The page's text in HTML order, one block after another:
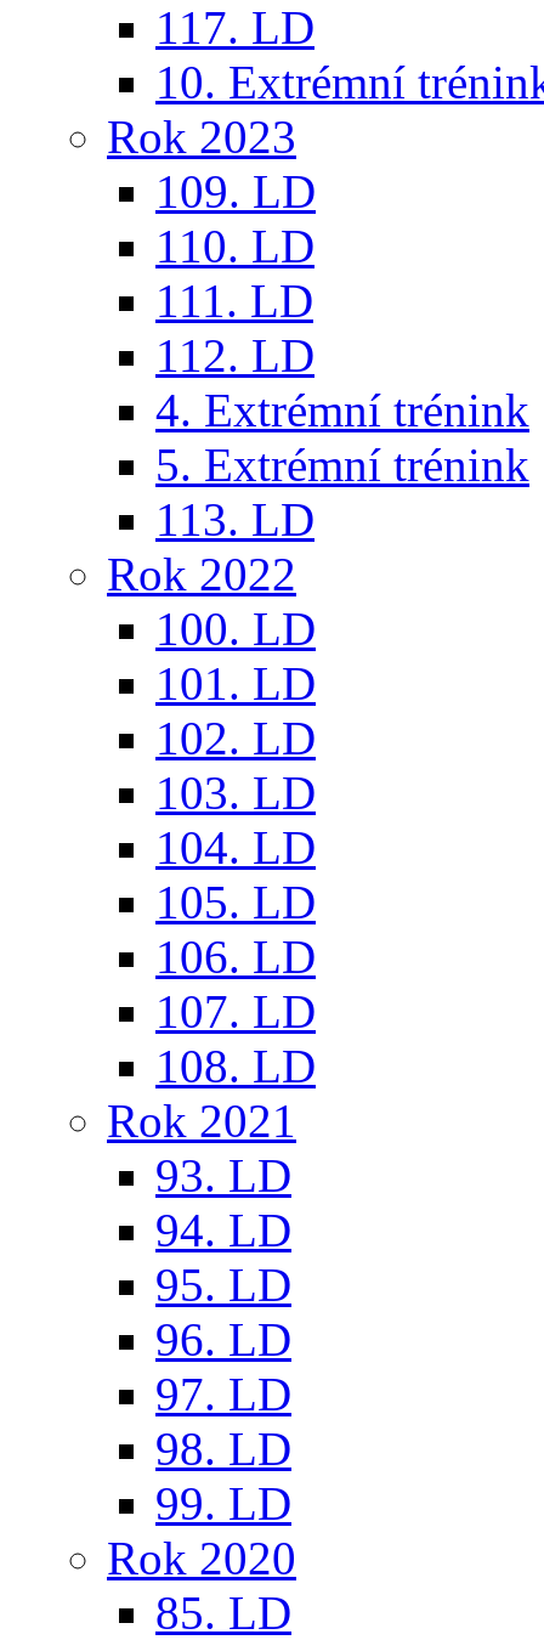
117. LD
10. Extrémní
Rok 2023
109. LD
110. LD
111. LD
112. LD
4. Extrémní trénink
5. Extrémní trénink
113. LD
Rok 2022
100. LD
101. LD
102. LD
103. LD
104. LD
105. LD
106. LD
107. LD
108. LD
Rok 2021
93. LD
94. LD
95. LD
96. LD
97. LD
98. LD
99. LD
Rok 2020
85. LD